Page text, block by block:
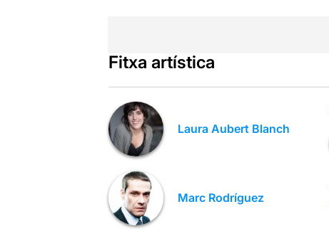
Fitxa artística
Laura Aubert Blanch
Marc Rodríguez